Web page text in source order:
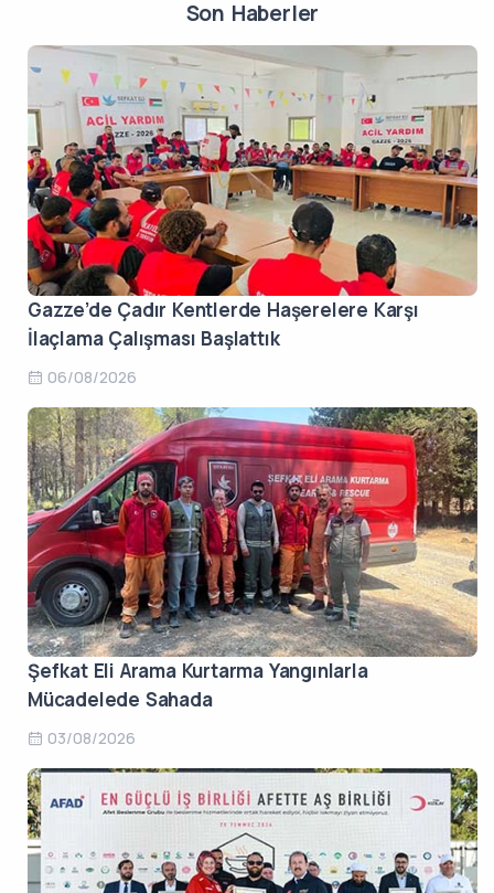
Son Haberler
Gazze’de Çadır Kentlerde Haşerelere Karşı
İlaçlama Çalışması Başlattık
06/08/2026
Şefkat Eli Arama Kurtarma Yangınlarla
Mücadelede Sahada
03/08/2026